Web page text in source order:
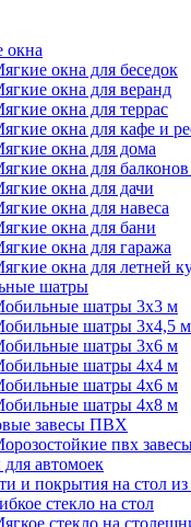
окна
окна для беседок
окна для веранд
окна для террас
окна для кафе и
окна для дома
окна для
окна для дачи
окна для навеса
окна для бани
окна для гаража
окна для летней
шатры
шатры 3х3 м
шатры 3х4,5 м
шатры 3х6 м
шатры 4х4 м
шатры 4х6 м
шатры 4х8 м
завесы ПВХ
пвх
автомоек
и покрытия на стол
стекло на стол
стекло на